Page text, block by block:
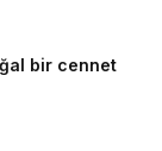
bir cennet